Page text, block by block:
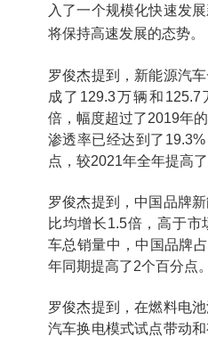
入了一个规模化快速发
将保持高速发展的态势。
罗俊杰提到，新能源汽
成了129.3万辆和
倍，幅度超过了2019年
渗透率已经达到了
点，较2021年全年提高了
罗俊杰提到，中国品牌
比均增长1.5倍，高于市
车总销量中，中国品牌
年同期提高了2个百分点。
罗俊杰提到，在燃料电
汽车换电模式试点带动